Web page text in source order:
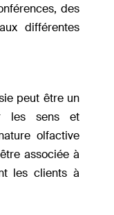
des
différentes
peut être un
les sens et
olfactive
associée à
les clients à